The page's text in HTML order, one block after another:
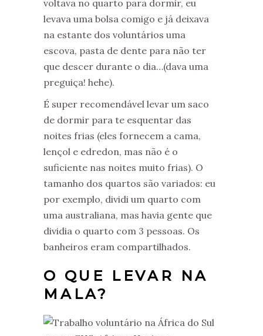
voltava no quarto para dormir, eu
levava uma bolsa comigo e já deixava
na estante dos voluntários uma
escova, pasta de dente para não ter
que descer durante o dia…(dava uma
preguiça! hehe).
É super recomendável levar um saco
de dormir para te esquentar das
noites frias (eles fornecem a cama,
lençol e edredon, mas não é o
suficiente nas noites muito frias). O
tamanho dos quartos são variados: eu
por exemplo, dividi um quarto com
uma australiana, mas havia gente que
dividia o quarto com 3 pessoas. Os
banheiros eram compartilhados.
O QUE LEVAR NA
MALA?